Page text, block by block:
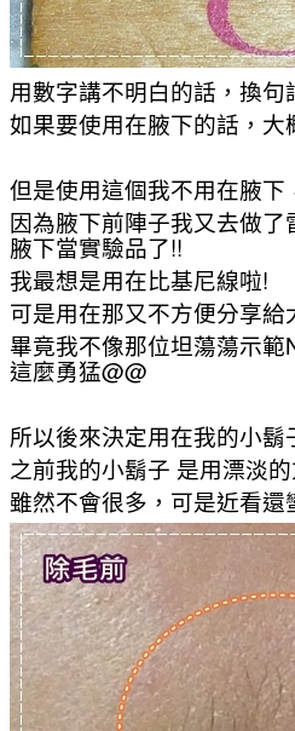
用數字講不明白的話，換句
如果要使用在腋下的話，大
但是使用這個我不用在腋下
因為腋下前陣子我又去做
腋下當實驗品了!!
我最想是用在比基尼線啦!
可是用在那又不方便分享給
畢竟我不像那位坦蕩蕩示範
這麼勇猛@@
所以後來決定用在我的小鬍
之前我的小鬍子 是用漂淡
雖然不會很多，可是近看還